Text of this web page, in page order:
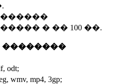
� �� 100 ��.
��������
odt;
wmv, mp4, 3gp;